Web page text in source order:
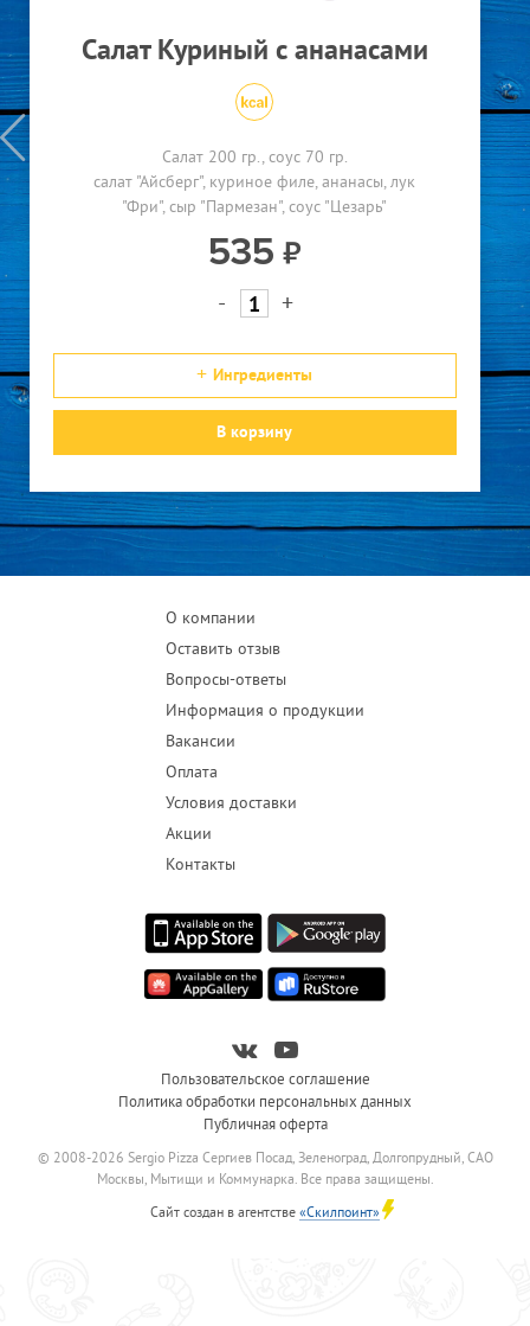
Болоньезе
290 гр.
паста "Спагетти" соус "Болоньезе" (на основе
говядины) перец черный сыр "Пармезан"
480
Ингредиенты
В корзину
О компании
Оставить отзыв
Вопросы-ответы
Информация о продукции
Вакансии
Оплата
Условия доставки
Акции
Контакты
Пользовательское соглашение
Политика обработки персональных данных
Публичная оферта
© 2008-2026 Sergio Pizza Сергиев Посад, Зеленоград, Долгопрудный, САО
Москвы, Мытищи и Коммунарка. Все права защищены.
Сайт создан в агентстве «Скилпоинт»